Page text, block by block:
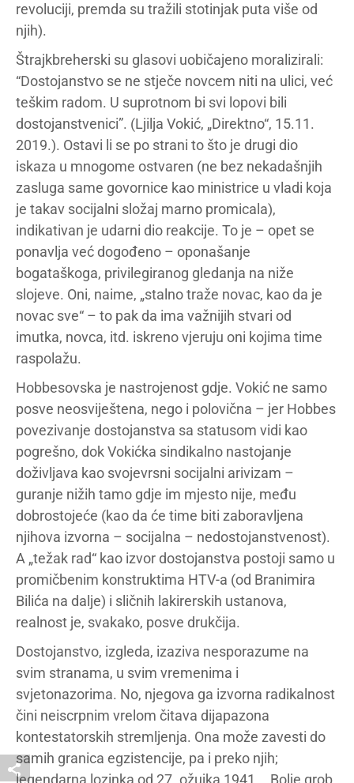
revoluciji, premda su tražili stotinjak puta više od
njih).
Štrajkbreherski su glasovi uobičajeno moralizirali:
“Dostojanstvo se ne stječe novcem niti na ulici, već
teškim radom. U suprotnom bi svi lopovi bili
dostojanstvenici”. (Ljilja Vokić, „Direktno“, 15.11.
2019.). Ostavi li se po strani to što je drugi dio
iskaza u mnogome ostvaren (ne bez nekadašnjih
zasluga same govornice kao ministrice u vladi koja
je takav socijalni složaj marno promicala),
indikativan je udarni dio reakcije. To je – opet se
ponavlja već dogođeno – oponašanje
bogataškoga, privilegiranog gledanja na niže
slojeve. Oni, naime, „stalno traže novac, kao da je
novac sve“ – to pak da ima važnijih stvari od
imutka, novca, itd. iskreno vjeruju oni kojima time
raspolažu.
Hobbesovska je nastrojenost gdje. Vokić ne samo
posve neosviještena, nego i polovična – jer Hobbes
povezivanje dostojanstva sa statusom vidi kao
pogrešno, dok Vokićka sindikalno nastojanje
doživljava kao svojevrsni socijalni arivizam –
guranje nižih tamo gdje im mjesto nije, među
dobrostojeće (kao da će time biti zaboravljena
njihova izvorna – socijalna – nedostojanstvenost).
A „težak rad“ kao izvor dostojanstva postoji samo u
promičbenim konstruktima HTV-a (od Branimira
Bilića na dalje) i sličnih lakirerskih ustanova,
realnost je, svakako, posve drukčija.
Dostojanstvo, izgleda, izaziva nesporazume na
svim stranama, u svim vremenima i
svjetonazorima. No, njegova ga izvorna radikalnost
čini neiscrpnim vrelom čitava dijapazona
kontestatorskih stremljenja. Ona može zavesti do
samih granica egzistencije, pa i preko njih;
legendarna lozinka od 27. ožujka 1941., „Bolje grob